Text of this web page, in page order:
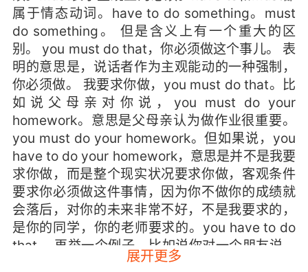
属于情态动词。have to do something。must
do something。 但是含义上有一个重大的区
别。 you must do that，你必须做这个事儿。 表
明的意思是，说话者作为主观能动的一种强制，
你必须做。 我要求你做，you must do that。比
如说父母亲对你说，you must do your
homework。意思是父母亲认为做作业很重要。
you must do your homework。但如果说，you
have to do your homework，意思是并不是我要
求你做，而是整个现实状况要求你做，客观条件
要求你必须做这件事情，因为你不做你的成绩就
会落后，对你的未来非常不好，不是我要求的，
是你的同学，你的老师要求的。you have to do
that。 再举一个例子，比如说你对一个朋友说，
you must run for the president。你必须竞选班
展开更多